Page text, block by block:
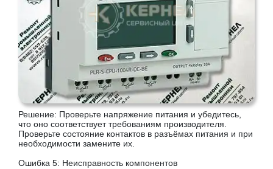
Решение: Проверьте напряжение питания и убедитесь,
что оно соответствует требованиям производителя.
Проверьте состояние контактов в разъёмах питания и при
необходимости замените их.
Ошибка 5: Неисправность компонентов